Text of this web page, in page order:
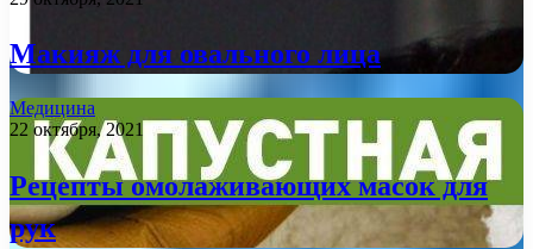
Макияж для овального лица
Медицина
22 октября, 2021
Рецепты омолаживающих масок для
рук